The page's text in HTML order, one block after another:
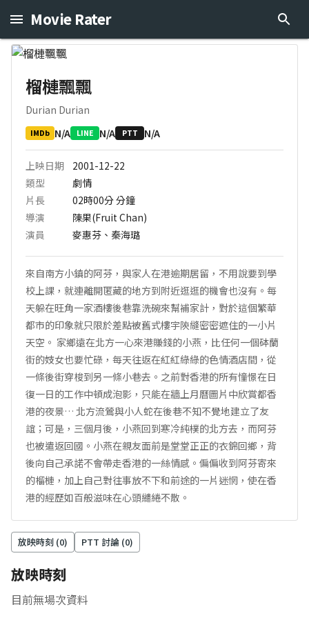
Movie Rater
榴槤飄飄
Durian Durian
IMDb N/A LINE N/A PTT N/A
上映日期
2001-12-22
類型
劇情
片長
02時00分分鐘
導演
陳果(Fruit Chan)
演員
麥惠芬、秦海璐
來自南方小鎮的阿芬，與家人在港逾期居留，不用說要到學
校上課，就連離開匿藏的地方到附近逛逛的機會也沒有。每
天躲在旺角一家酒樓後巷靠洗碗來幫補家計，對於這個繁華
都市的印象就只限於差點被舊式樓宇陝縫密密遮住的一小片
天空。 家鄉遠在北方一心來港賺錢的小燕，比任何一個砵蘭
街的妓女也要忙碌，每天往返在紅紅綠綠的色情酒店間，從
一條後街穿梭到另一條小巷去。之前對香港的所有憧憬在日
復一日的工作中頓成泡影，只能在牆上月曆圖片中欣賞都香
港的夜景… 北方流鶯與小人蛇在後巷不知不覺地建立了友
誼；可是，三個月後，小燕回到寒冷純樸的北方去，而阿芬
也被遣返回國。小燕在親友面前是堂堂正正的衣錦回鄉，背
後向自己承諾不會帶走香港的一絲情感。偏偏收到阿芬寄來
的榴槤，加上自己對往事放不下和前途的一片迷惘，使在香
港的經歷如百般滋味在心頭繾綣不散。
放映時刻 (0) PTT 討論 (0)
放映時刻
目前無場次資料